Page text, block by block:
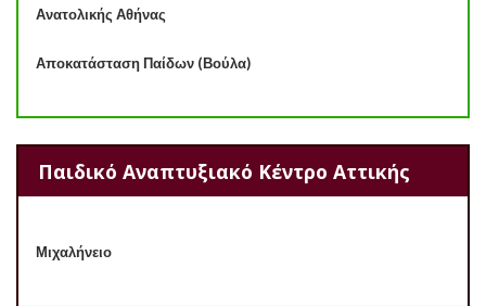
Ανατολικής Αθήνας
Αποκατάσταση Παίδων (Βούλα)
Παιδικό Αναπτυξιακό Κέντρο Αττικής
Μιχαλήνειο